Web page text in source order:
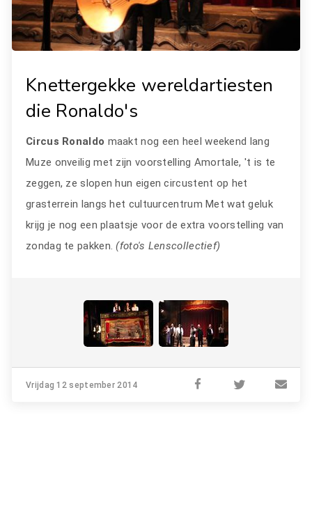
Knettergekke wereldartiesten
die Ronaldo's
Circus Ronaldo maakt nog een heel weekend lang
Muze onveilig met zijn voorstelling Amortale, 't is te
zeggen, ze slopen hun eigen circustent op het
grasterrein langs het cultuurcentrum Met wat geluk
krijg je nog een plaatsje voor de extra voorstelling van
zondag te pakken. (foto's Lenscollectief)
Vrijdag 12 september 2014